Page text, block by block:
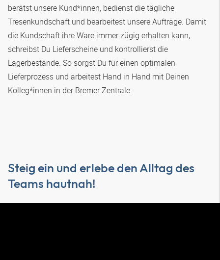
berätst unsere Kund*innen, bedienst die tägliche
Tresenkundschaft und bearbeitest unsere Aufträge. Damit
die Kundschaft ihre Ware immer zügig erhalten kann,
schreibst Du Lieferscheine und kontrollierst die
Lagerbestände. So sorgst Du für einen optimalen
Lieferprozess und arbeitest Hand in Hand mit Deinen
Kolleg*innen in der Bremer Zentrale.
Steig ein und erlebe den Alltag des
Teams hautnah!